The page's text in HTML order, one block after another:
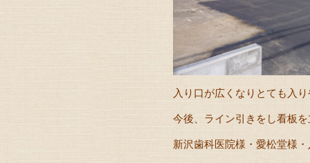
入り口が広くなりとても入
今後、ライン引きをし看板
新沢歯科医院様・愛松堂様